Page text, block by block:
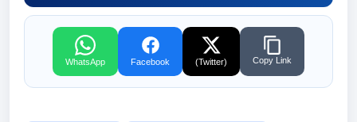
WhatsApp Facebook (Twitter) Copy Link